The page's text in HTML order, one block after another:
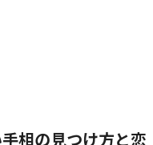
相の見つけ方と恋